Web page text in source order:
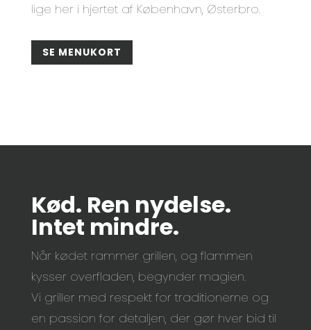
lige her i hjertet af København, Østerbro.
SE MENUKORT
Kød. Ren nydelse.
Intet mindre.
Når kødet rammer grillen, og flammen
kysser overfladen, begynder magien.
Vi griller med respekt for traditionerne og
en passion for detaljen, der gør hver bid til